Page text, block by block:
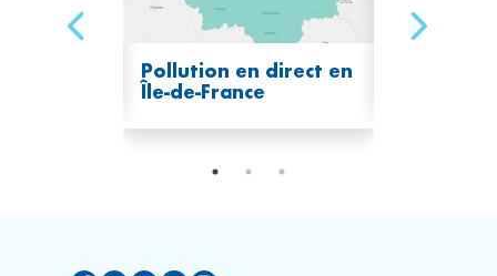
Pollution en direct en
Île-de-France